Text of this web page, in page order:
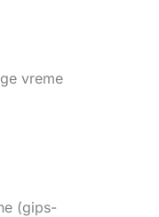
vreme
(gips-